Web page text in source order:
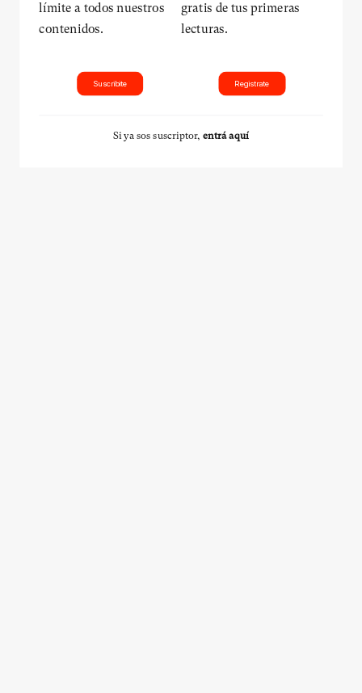
límite a todos nuestros
contenidos.
Suscribite
gratis de tus primeras
lecturas.
Registrate
Si ya sos suscriptor, entrá aquí